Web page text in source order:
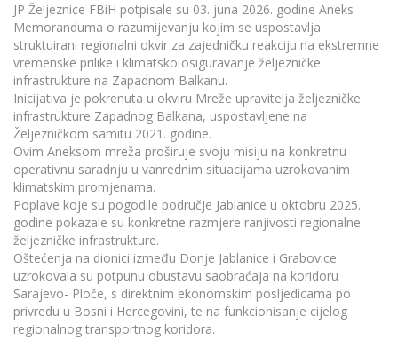
JP Željeznice FBiH potpisale su 03. juna 2026. godine Aneks
Memoranduma o razumijevanju kojim se uspostavlja
struktuirani regionalni okvir za zajedničku reakciju na ekstremne
vremenske prilike i klimatsko osiguravanje željezničke
infrastrukture na Zapadnom Balkanu.
Inicijativa je pokrenuta u okviru Mreže upravitelja željezničke
infrastrukture Zapadnog Balkana, uspostavljene na
Željezničkom samitu 2021. godine.
Ovim Aneksom mreža proširuje svoju misiju na konkretnu
operativnu saradnju u vanrednim situacijama uzrokovanim
klimatskim promjenama.
Poplave koje su pogodile područje Jablanice u oktobru 2025.
godine pokazale su konkretne razmjere ranjivosti regionalne
željezničke infrastrukture.
Oštećenja na dionici između Donje Jablanice i Grabovice
uzrokovala su potpunu obustavu saobraćaja na koridoru
Sarajevo- Ploče, s direktnim ekonomskim posljedicama po
privredu u Bosni i Hercegovini, te na funkcionisanje cijelog
regionalnog transportnog koridora.